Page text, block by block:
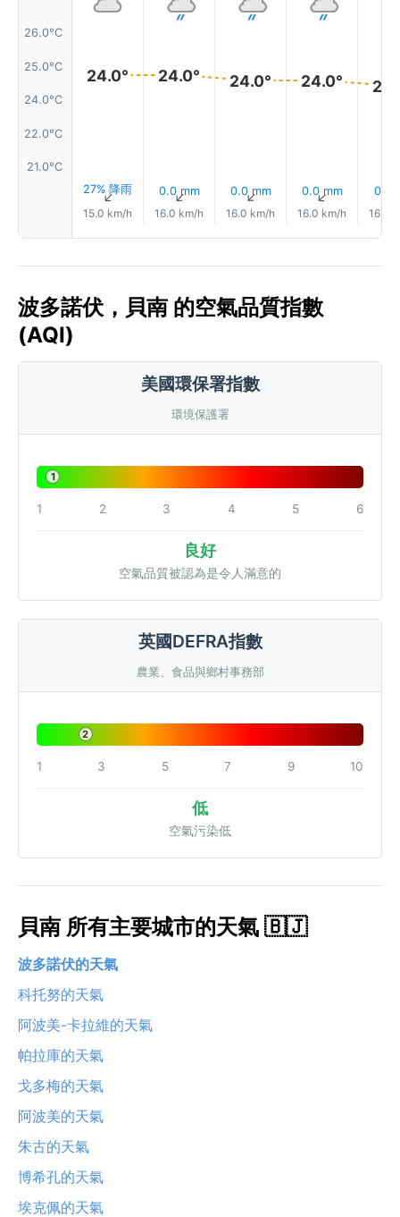
26.0°C
25.0°C
24.0°C
22.0°C
21.0°C
24.0°
27% 降雨
↑
15.0 km/h
24.0°
0.0 mm
↑
16.0 km/h
24.0°
0.0 mm
↑
16.0 km/h
24.0°
0.0 mm
↑
16.0 km/h
0.1
16.0
波多諾伏，貝南 的空氣品質指數
(AQI)
美國環保署指數
環境保護署
1
1 2 3 4 5 6
良好
空氣品質被認為是令人滿意的
英國DEFRA指數
農業、食品與鄉村事務部
2
1 3 5 7 9 10
低
空氣污染低
貝南 所有主要城市的天氣 🇧🇯
波多諾伏的天氣
科托努的天氣
阿波美-卡拉維的天氣
帕拉庫的天氣
戈多梅的天氣
阿波美的天氣
朱古的天氣
博希孔的天氣
埃克佩的天氣